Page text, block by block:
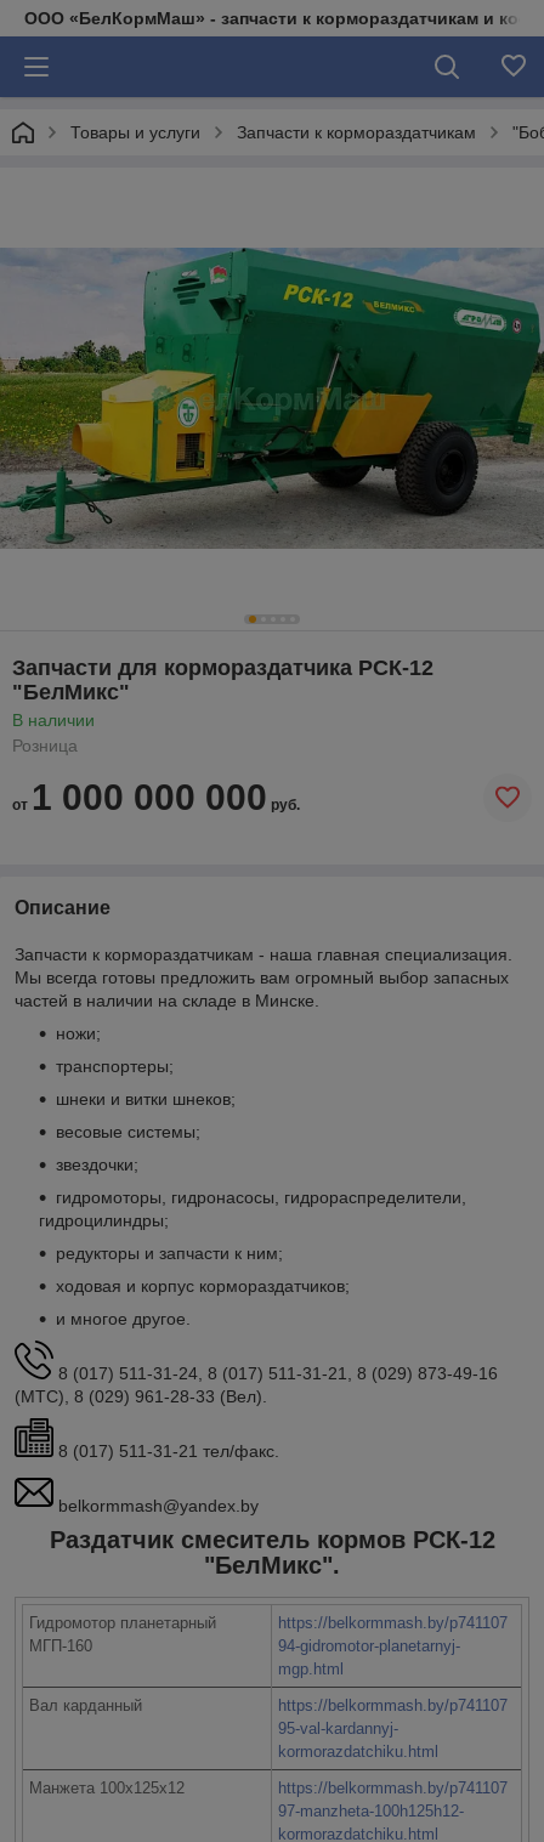
ООО «БелКормМаш» - запчасти к кормораздатчикам и
Товары и услуги Запчасти к кормораздатчикам
Запчасти для кормораздатчика РСК-12
"БелМикс"
В наличии
Розница
от 1 000 000 000 руб.
Описание
Запчасти к кормораздатчикам - наша главная специализация.
Мы всегда готовы предложить вам огромный выбор запасных
частей в наличии на складе в Минске.
ножи;
транспортеры;
шнеки и витки шнеков;
весовые системы;
звездочки;
гидромоторы, гидронасосы, гидрораспределители,
гидроцилиндры;
редукторы и запчасти к ним;
ходовая и корпус кормораздатчиков;
и многое другое.
8 (017) 511-31-24, 8 (017) 511-31-21, 8 (029) 873-49-16
(МТС), 8 (029) 961-28-33 (Вел).
8 (017) 511-31-21 тел/факс.
belkormmash@yandex.by
Раздатчик смеситель кормов РСК-12
"БелМикс".
Гидромотор планетарный
МГП-160
https://belkormmash.by/p741107
94-gidromotor-planetarnyj-
mgp.html
Вал карданный
https://belkormmash.by/p741107
95-val-kardannyj-
kormorazdatchiku.html
Манжета 100х125х12
https://belkormmash.by/p741107
97-manzheta-100h125h12-
kormorazdatchiku.html